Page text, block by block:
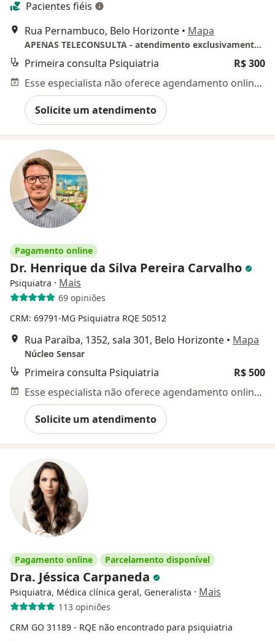
Pacientes fiéis
Rua Pernambuco, Belo Horizonte • Mapa
APENAS TELECONSULTA - atendimento exclusivamente online
Primeira consulta Psiquiatria
R$ 300
Esse especialista não oferece agendamento online para esse endereço.
Solicite um atendimento
Pagamento online
Dr. Henrique da Silva Pereira Carvalho
Psiquiatra · Mais
69 opiniões
CRM: 69791-MG Psiquiatra RQE 50512
Rua Paraíba, 1352, sala 301, Belo Horizonte • Mapa
Núcleo Sensar
Primeira consulta Psiquiatria
R$ 500
Esse especialista não oferece agendamento online para esse endereço.
Solicite um atendimento
Pagamento online Parcelamento disponível
Dra. Jéssica Carpaneda
Psiquiatra, Médica clínica geral, Generalista · Mais
113 opiniões
CRM GO 31189 - RQE não encontrado para psiquiatria